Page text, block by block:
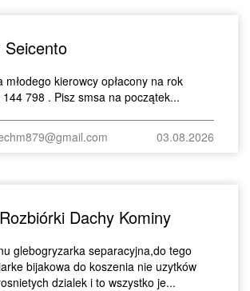
Seicento
młodego kierowcy opłacony na rok
798 . Pisz smsa na początek...
03.08.2026
Dachy Kominy
glebogryzarka separacyjna,do tego
bijakowa do koszenia nie uzytków
dzialek i to wszystko je...